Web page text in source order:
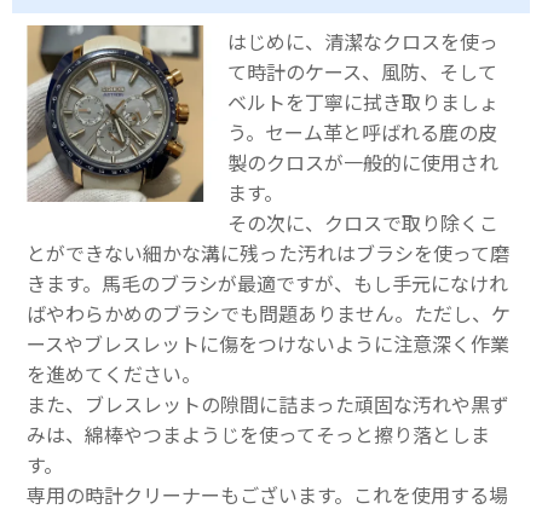
はじめに、清潔なクロスを使っ
て時計のケース、風防、そして
ベルトを丁寧に拭き取りましょ
う。セーム革と呼ばれる鹿の皮
製のクロスが一般的に使用され
ます。
その次に、クロスで取り除くこ
とができない細かな溝に残った汚れはブラシを使って磨
きます。馬毛のブラシが最適ですが、もし手元になけれ
ばやわらかめのブラシでも問題ありません。ただし、ケ
ースやブレスレットに傷をつけないように注意深く作業
を進めてください。
また、ブレスレットの隙間に詰まった頑固な汚れや黒ず
みは、綿棒やつまようじを使ってそっと擦り落としま
す。
専用の時計クリーナーもございます。これを使用する場